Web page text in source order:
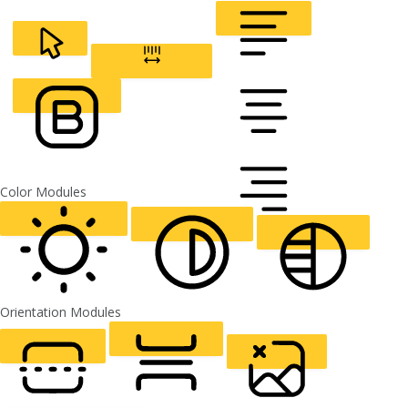
CURSOR
ALIGN TEXT
FONT WEIGHT
Color Modules
LIGHT CONTRAST HIGH CONTRAST
Orientation Modules